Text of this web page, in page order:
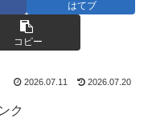
はてブ
コピー
2026.07.11 2026.07.20
ク